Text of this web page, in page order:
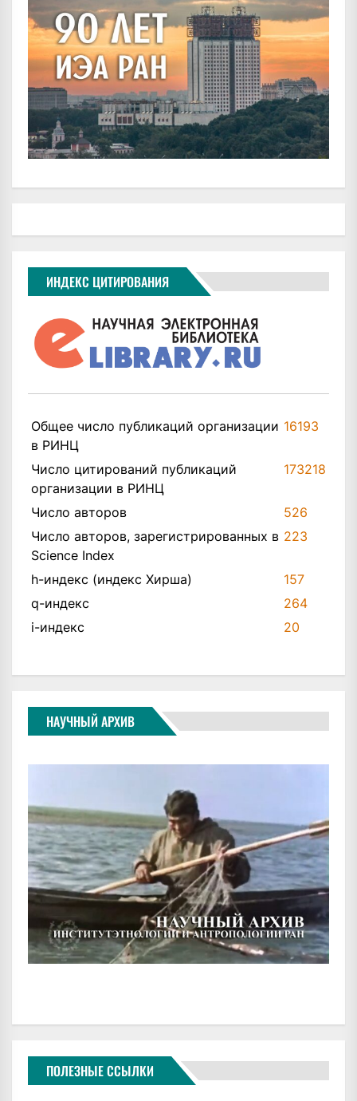
ИНДЕКС ЦИТИРОВАНИЯ
Общее число публикаций организации
в РИНЦ
16193
Число цитирований публикаций
организации в РИНЦ
173218
Число авторов
526
Число авторов, зарегистрированных в
Science Index
223
h-индекс (индекс Хирша)
157
q-индекс
264
i-индекс
20
НАУЧНЫЙ АРХИВ
ПОЛЕЗНЫЕ ССЫЛКИ